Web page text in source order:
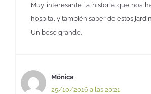
Muy interesante la historia que nos
hospital y también saber de estos
Un beso grande.
Mónica
25/10/2016 a las 20:21